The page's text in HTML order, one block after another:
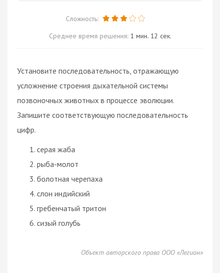
Сложность:
Среднее время решения: 1 мин. 12 сек.
Установите последовательность, отражающую
усложнение строения дыхательной системы
позвоночных животных в процессе эволюции.
Запишите соответствующую последовательность
цифр.
серая жаба
рыба-молот
болотная черепаха
слон индийский
гребенчатый тритон
сизый голубь
Объект авторского права ООО «Легион»